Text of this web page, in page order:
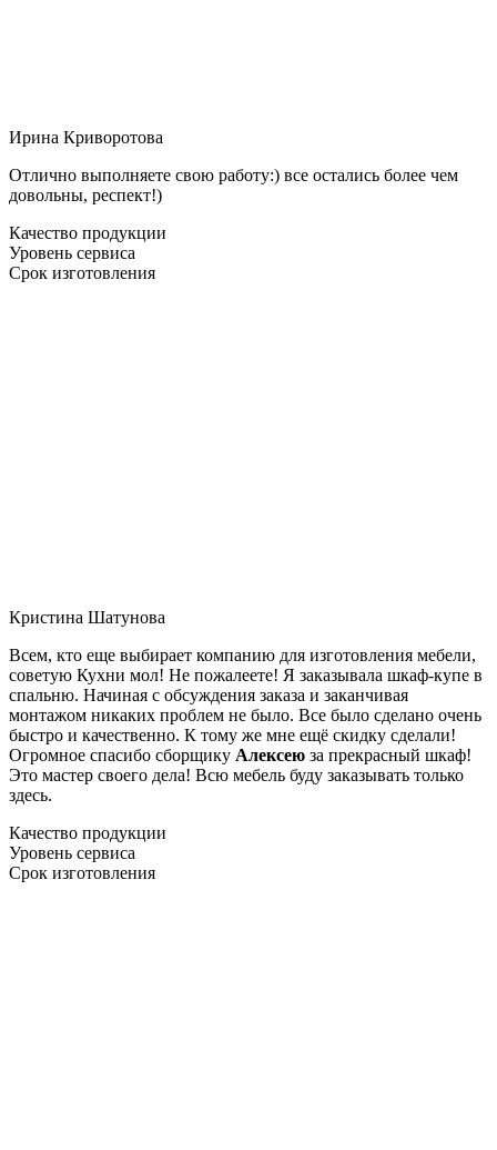
Ирина Криворотова
Отлично выполняете свою работу:) все остались более чем
довольны, респект!)
Качество продукции
Уровень сервиса
Срок изготовления
Кристина Шатунова
Всем, кто еще выбирает компанию для изготовления мебели,
советую Кухни мол! Не пожалеете! Я заказывала шкаф-купе в
спальню. Начиная с обсуждения заказа и заканчивая
монтажом никаких проблем не было. Все было сделано очень
быстро и качественно. К тому же мне ещё скидку сделали!
Огромное спасибо сборщику Алексею за прекрасный шкаф!
Это мастер своего дела! Всю мебель буду заказывать только
здесь.
Качество продукции
Уровень сервиса
Срок изготовления